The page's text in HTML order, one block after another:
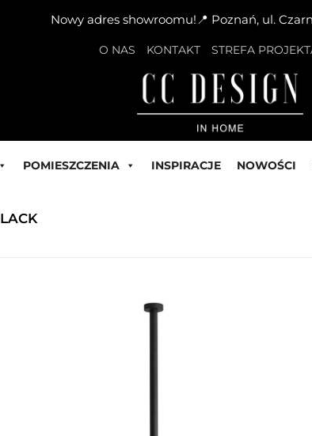
Nowy adres showroomu!📍 Poznań, ul.
O NAS KONTAKT STREFA
POMIESZCZENIA INSPIRACJE NOWOŚCI